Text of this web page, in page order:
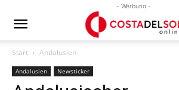
- Werbung -
Start Andalusien
Andalusien Newsticker